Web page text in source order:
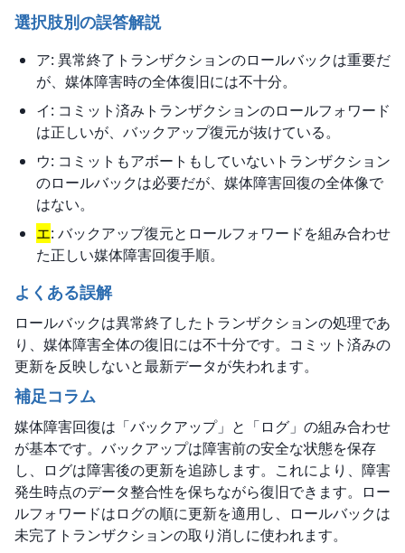
選択肢別の誤答解説
ア: 異常終了トランザクションのロールバックは重要だ
が、媒体障害時の全体復旧には不十分。
イ: コミット済みトランザクションのロールフォワード
は正しいが、バックアップ復元が抜けている。
ウ: コミットもアボートもしていないトランザクション
のロールバックは必要だが、媒体障害回復の全体像で
はない。
エ: バックアップ復元とロールフォワードを組み合わせ
た正しい媒体障害回復手順。
よくある誤解
ロールバックは異常終了したトランザクションの処理であ
り、媒体障害全体の復旧には不十分です。コミット済みの
更新を反映しないと最新データが失われます。
補足コラム
媒体障害回復は「バックアップ」と「ログ」の組み合わせ
が基本です。バックアップは障害前の安全な状態を保存
し、ログは障害後の更新を追跡します。これにより、障害
発生時点のデータ整合性を保ちながら復旧できます。ロー
ルフォワードはログの順に更新を適用し、ロールバックは
未完了トランザクションの取り消しに使われます。